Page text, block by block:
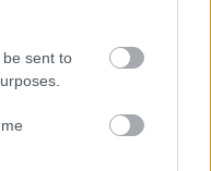
sent to
(BoE)